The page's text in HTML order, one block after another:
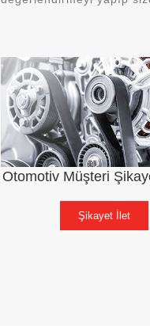
Otomotiv Müşteri
Şikayet İlet